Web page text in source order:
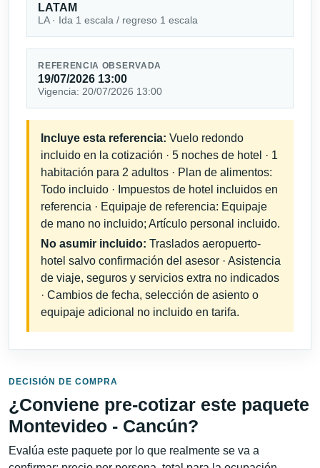
LATAM
LA · Ida 1 escala / regreso 1 escala
REFERENCIA OBSERVADA
19/07/2026 13:00
Vigencia: 20/07/2026 13:00
Incluye esta referencia: Vuelo redondo
incluido en la cotización · 5 noches de hotel · 1
habitación para 2 adultos · Plan de alimentos:
Todo incluido · Impuestos de hotel incluidos en
referencia · Equipaje de referencia: Equipaje
de mano no incluido; Artículo personal incluido.
No asumir incluido: Traslados aeropuerto-
hotel salvo confirmación del asesor · Asistencia
de viaje, seguros y servicios extra no indicados
· Cambios de fecha, selección de asiento o
equipaje adicional no incluido en tarifa.
DECISIÓN DE COMPRA
¿Conviene pre-cotizar este paquete
Montevideo - Cancún?
Evalúa este paquete por lo que realmente se va a